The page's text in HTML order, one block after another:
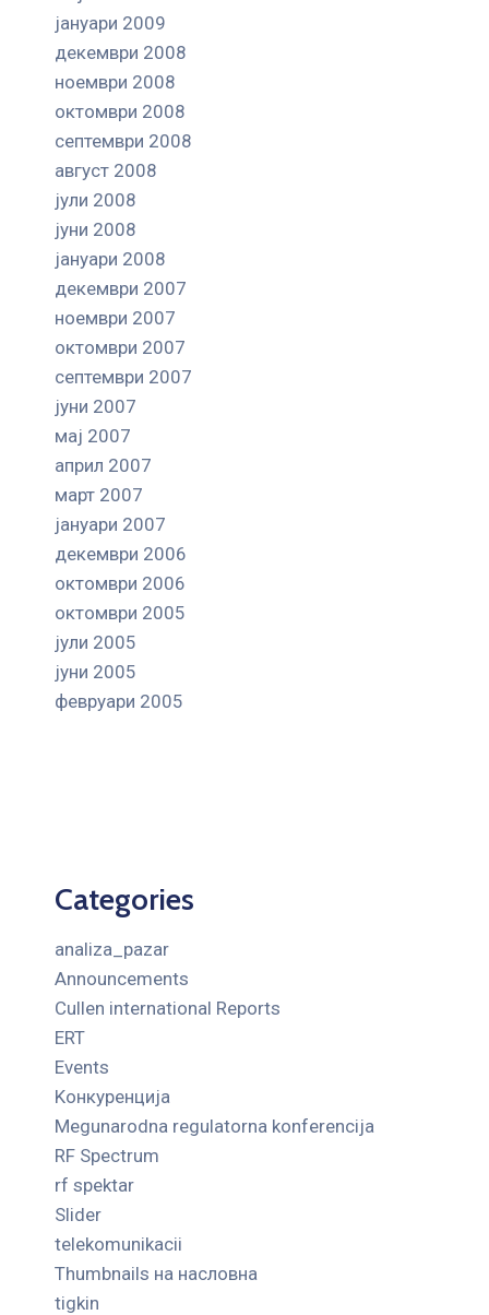
јануари 2009
декември 2008
ноември 2008
октомври 2008
септември 2008
август 2008
јули 2008
јуни 2008
јануари 2008
декември 2007
ноември 2007
октомври 2007
септември 2007
јуни 2007
мај 2007
април 2007
март 2007
јануари 2007
декември 2006
октомври 2006
октомври 2005
јули 2005
јуни 2005
февруари 2005
Categories
analiza_pazar
Announcements
Cullen international Reports
ERT
Events
Kонкуренција
Megunarodna regulatorna konferencija
RF Spectrum
rf spektar
Slider
telekomunikacii
Thumbnails на насловна
tigkin